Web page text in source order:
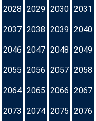
2028 2029 2030 2031
2037 2038 2039 2040
2046 2047 2048 2049
2055 2056 2057 2058
2064 2065 2066 2067
2073 2074 2075 2076